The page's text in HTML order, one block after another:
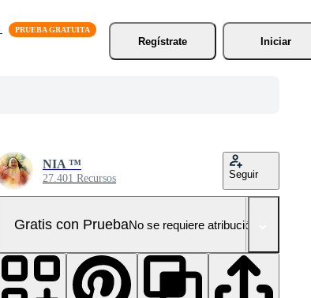
Regístrate
Iniciar
NIA ™
27.401 Recursos Seguir
Gratis con PruebaNo se requiere atribución!